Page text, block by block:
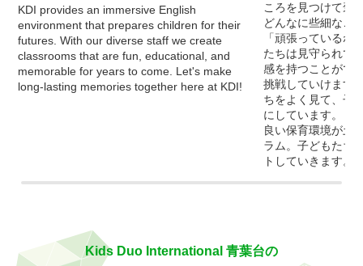
KDI provides an immersive English
environment that prepares children for their
futures. With our diverse staff we create
classrooms that are fun, educational, and
memorable for years to come. Let's make
long-lasting memories together here at KDI!
ころを見つけて褒
どんなに些細なこ
「頑張っているね
たちは見守られて
感を持つことがで
挑戦していけます
ちをよく見て、子
にしています。
良い保育環境が土
ラム。子どもたち
トしていきます。
Kids Duo International 青葉台の